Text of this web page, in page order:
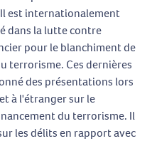
est internationalement
dans la lutte contre
pour le blanchiment de
terrorisme. Ces dernières
des présentations lors
à l'étranger sur le
du terrorisme. Il
les délits en rapport avec